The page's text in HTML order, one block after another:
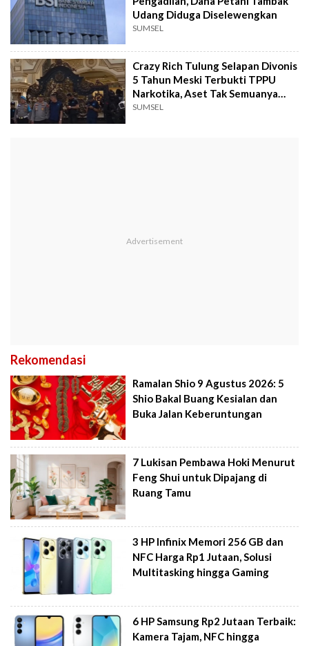
Udang Diduga Diselewengkan
SUMSEL
Crazy Rich Tulung Selapan Divonis
5 Tahun Meski Terbukti TPPU
Narkotika, Aset Tak Semuanya
Disita
SUMSEL
Rekomendasi
Ramalan Shio 9 Agustus 2026: 5
Shio Bakal Buang Kesialan dan
Buka Jalan Keberuntungan
7 Lukisan Pembawa Hoki Menurut
Feng Shui untuk Dipajang di
Ruang Tamu
3 HP Infinix Memori 256 GB dan
NFC Harga Rp1 Jutaan, Solusi
Multitasking hingga Gaming
6 HP Samsung Rp2 Jutaan Terbaik:
Kamera Tajam, NFC hingga